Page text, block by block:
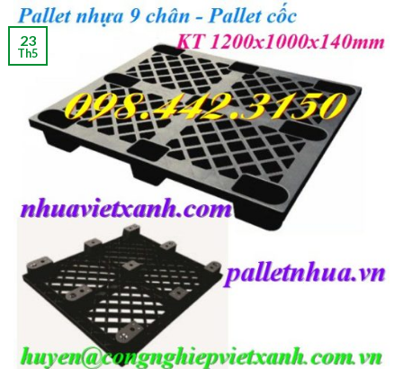
23
Th5